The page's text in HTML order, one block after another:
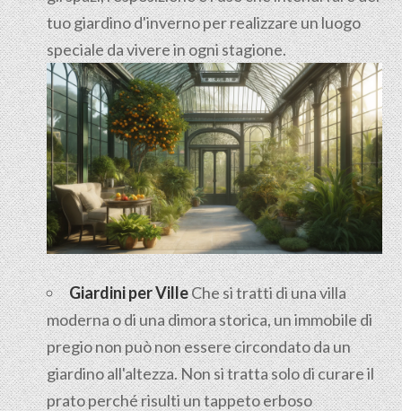
tuo giardino d'inverno per realizzare un luogo
speciale da vivere in ogni stagione.
Giardini per VilleChe si tratti di una villa
moderna o di una dimora storica, un immobile di
pregio non può non essere circondato da un
giardino all'altezza. Non si tratta solo di curare il
prato perché risulti un tappeto erboso